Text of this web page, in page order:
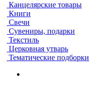
Канцелярские товары
Книги
Свечи
Сувениры, подарки
Текстиль
Церковная утварь
Тематические подборки